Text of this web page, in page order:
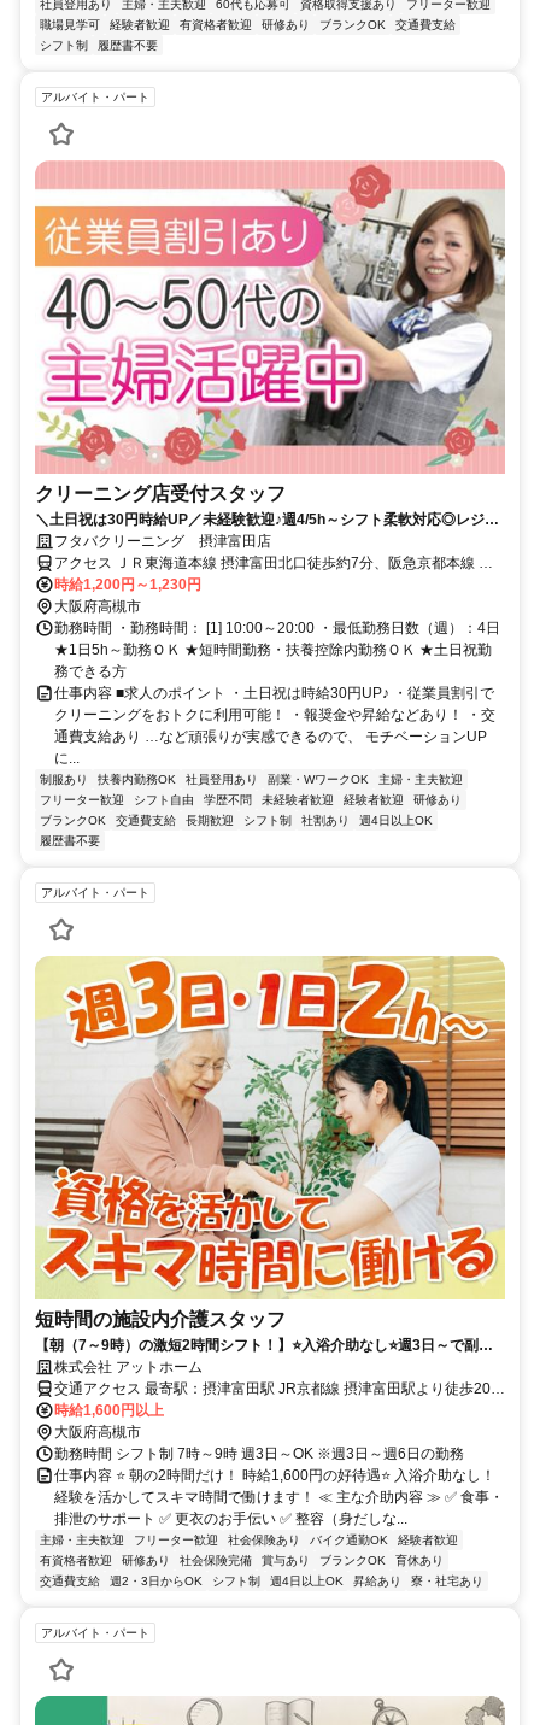
社員登用あり 主婦・主夫歓迎 60代も応募可 資格取得支援あり
フリーター歓迎
職場見学可
経験者歓迎 有資格者歓迎 研修あり ブランクOK
交通費支給
シフト制
履歴書不要
アルバイト・パート
クリーニング店受付スタッフ
＼土日祝は30円時給UP／未経験歓迎♪週4/5h～シフト柔軟対応◎レジは
タッチパネル式でカンタン♪主婦・フリーター活躍中！
フタバクリーニング 摂津富田店
アクセス ＪＲ東海道本線 摂津富田北口徒歩約7分、阪急京都本線 富
田（大阪府）北出口徒歩約7分、阪急京都本線 総持寺東口徒歩約18分
時給1,200円～1,230円
大阪府高槻市
勤務時間 ・勤務時間： [1] 10:00～20:00 ・最低勤務日数（週）：4日
★1日5h～勤務ＯＫ ★短時間勤務・扶養控除内勤務ＯＫ ★土日祝勤
務できる方
仕事内容 ■求人のポイント ・土日祝は時給30円UP♪ ・従業員割引で
クリーニングをおトクに利用可能！ ・報奨金や昇給などあり！ ・交
通費支給あり …など頑張りが実感できるので、 モチベーションUP
に...
制服あり 扶養内勤務OK 社員登用あり 副業・WワークOK
主婦・主夫歓迎
フリーター歓迎
シフト自由 学歴不問 未経験者歓迎 経験者歓迎
研修あり
ブランクOK
交通費支給 長期歓迎 シフト制 社割あり
週4日以上OK
履歴書不要
アルバイト・パート
短時間の施設内介護スタッフ
【朝（7～9時）の激短2時間シフト！】⭐入浴介助なし⭐週3日～で副
業・短期もOK！「経験あり」で活躍できます◎
株式会社 アットホーム
交通アクセス 最寄駅：摂津富田駅 JR京都線 摂津富田駅より徒歩20分
バイク・自転車通勤OK ＊車通勤応相談
時給1,600円以上
大阪府高槻市
勤務時間 シフト制 7時～9時 週3日～OK ※週3日～週6日の勤務
仕事内容 ⭐ 朝の2時間だけ！ 時給1,600円の好待遇⭐ 入浴介助なし！
経験を活かしてスキマ時間で働けます！ ≪ 主な介助内容 ≫ ✅ 食事・
排泄のサポート ✅ 更衣のお手伝い ✅ 整容（身だしな...
主婦・主夫歓迎 フリーター歓迎 社会保険あり バイク通勤OK
経験者歓迎
有資格者歓迎
研修あり 社会保険完備 賞与あり ブランクOK
育休あり
交通費支給
週2・3日からOK シフト制 週4日以上OK 昇給あり 寮・社宅あり
アルバイト・パート